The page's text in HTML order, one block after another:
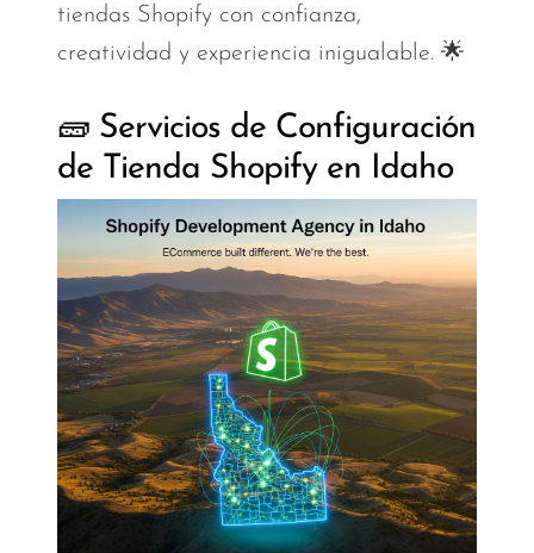
tiendas Shopify con confianza,
creatividad y experiencia inigualable. 🌟
🧱 Servicios de Configuración
de Tienda Shopify en Idaho